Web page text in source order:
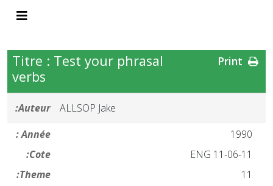
Titre : Test your phrasal
verbs
Auteur:
ALLSOP Jake
Année :
1990
Cote:
ENG 11-06-11
Theme:
11